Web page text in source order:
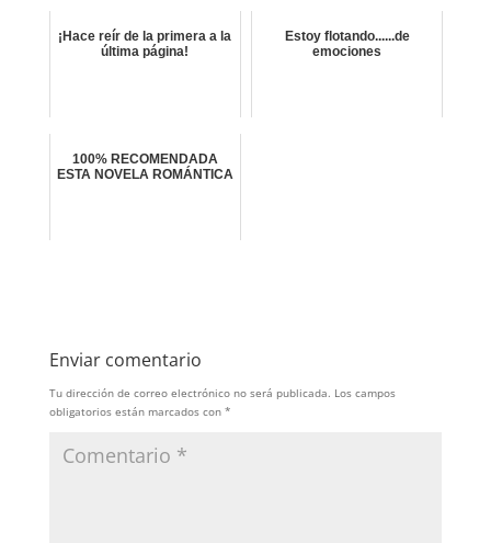
¡Hace reír de la primera a la
última página!
Estoy flotando......de
emociones
100% RECOMENDADA
ESTA NOVELA ROMÁNTICA
Enviar comentario
Tu dirección de correo electrónico no será publicada. Los campos
obligatorios están marcados con *